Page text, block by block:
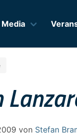
Media
von Stefan